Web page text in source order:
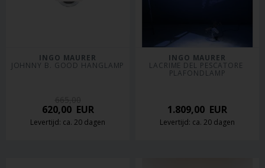
INGO MAURER
JOHNNY B. GOOD HANGLAMP
620,00EUR
Levertijd: ca. 20 dagen
INGO MAURER
LACRIME DEL PESCATORE
PLAFONDLAMP
1.809,00 EUR
Levertijd: ca. 20 dagen